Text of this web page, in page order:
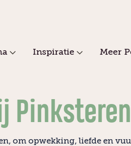
Inspiratie Meer
Pinksteren
om opwekking, liefde en